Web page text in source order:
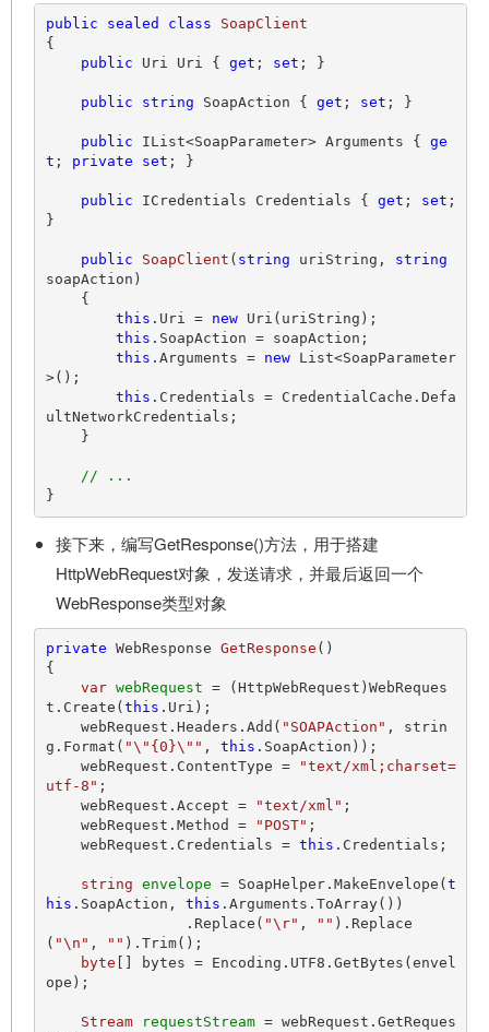
public sealed class
SoapClient
{
public Uri Uri { get ; set ; }
public string SoapAction { get ; set ; }
public IList<SoapParameter> Arguments { ge
t ; private set ; }
public ICredentials Credentials { get ; set ;
}
public SoapClient ( string uriString, string
soapAction )
this .Uri = new Uri(uriString);
this .SoapAction = soapAction;
this .Arguments = new List<SoapParameter
>();
this .Credentials = CredentialCache.Defa
ultNetworkCredentials;
// ...
接下来，编写GetResponse()方法，用于搭建
HttpWebRequest对象，发送请求，并最后返回一个
WebResponse类型对象
private WebResponse GetResponse ()
{
var webRequest = (HttpWebRequest)WebReques
t.Create( this .Uri);
    webRequest.Headers.Add(
"SOAPAction" , strin
g.Format( "\"{0}\"" , this .SoapAction));
    webRequest.ContentType =
"text/xml;charset=
utf-8" ;
    webRequest.Accept =
"text/xml" ;
    webRequest.Method =
"POST" ;
    webRequest.Credentials =
this .Credentials;
string envelope = SoapHelper.MakeEnvelope( t
his .SoapAction, this .Arguments.ToArray())
                .Replace(
"\r" , "" ).Replace
( "\n" , "" ).Trim();
byte [] bytes = Encoding.UTF8.GetBytes(envel
ope);
Stream requestStream = webRequest.GetReques